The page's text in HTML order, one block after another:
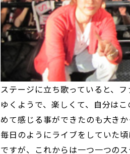
ステージに立ち歌っていると、
ゆくようで、楽しくて、自分は
めて感じる事ができたのも大きか
毎日のようにライブをしていた
ですが、これからは一つ一つの